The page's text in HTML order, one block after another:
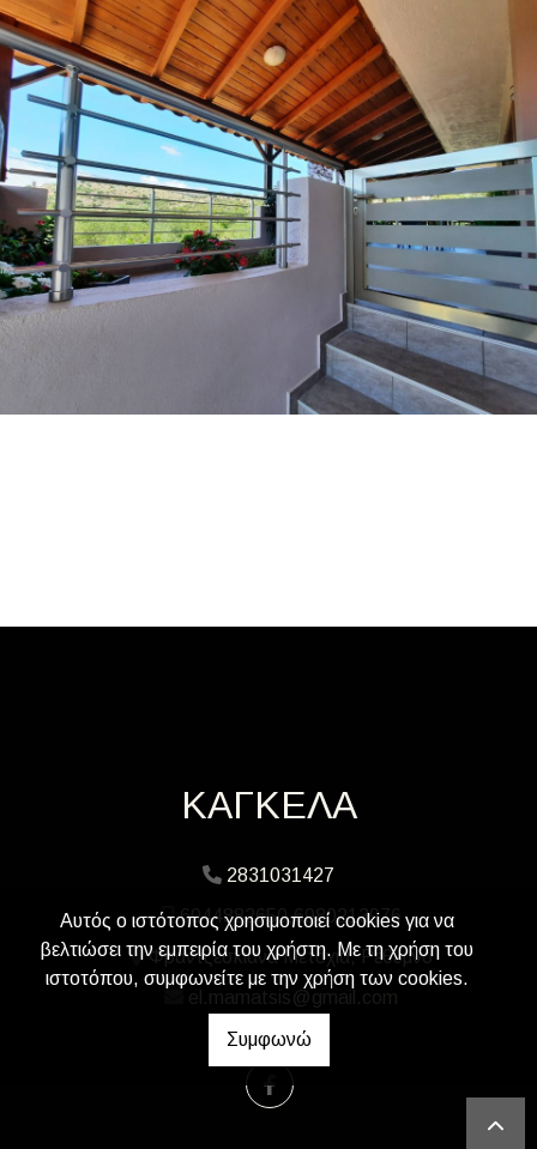
ΚΑΓΚΕΛΑ
2831031427
6944882650,6980213976
Φραντζεσκιανά Μετόχια, Ρέθυμνο
el.mamatsis@gmail.com
Αυτός ο ιστότοπος χρησιμοποιεί cookies για να
βελτιώσει την εμπειρία του χρήστη. Με τη χρήση του
ιστοτόπου, συμφωνείτε με την χρήση των cookies.
Συμφωνώ